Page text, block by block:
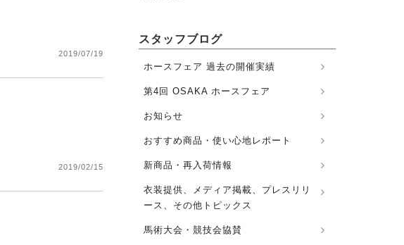
2019/07/19
2019/02/15
スタッフブログ
ホースフェア 過去の開催実績
第4回 OSAKA ホースフェア
お知らせ
おすすめ商品・使い心地レポート
新商品・再入荷情報
衣装提供、メディア掲載、プレスリリ
ース、その他トピックス
馬術大会・競技会協賛